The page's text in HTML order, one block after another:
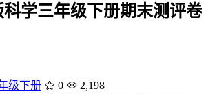
科学三年级下册期末测评卷
级下册 0
2,198